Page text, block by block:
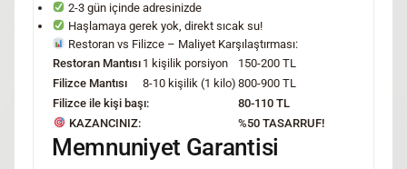
2-3 gün içinde adresinizde
Haşlamaya gerek yok, direkt sıcak su!
Restoran vs Filizce – Maliyet Karşılaştırması:
Restoran Mantısı 1 kişilik porsiyon
150-200 TL
Filizce Mantısı
8-10 kişilik (1 kilo) 800-900 TL
Filizce ile kişi başı:
80-110 TL
KAZANCINIZ:
%50 TASARRUF!
Memnuniyet Garantisi